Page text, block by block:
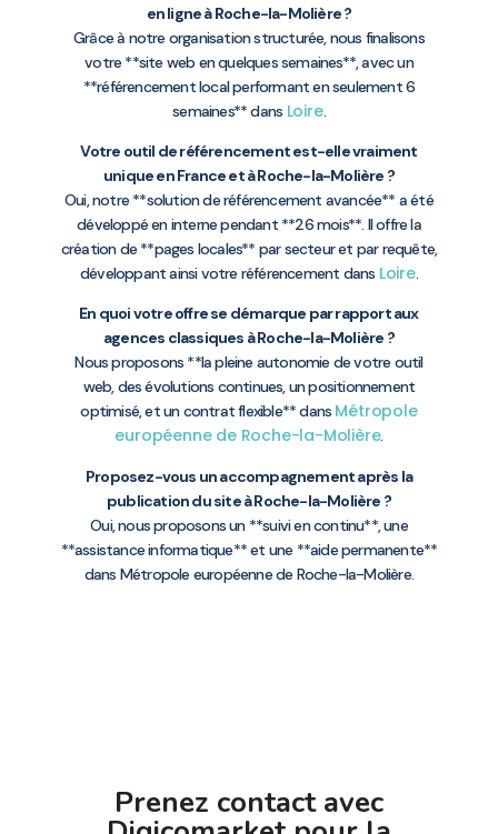
en ligne à Roche-la-Molière ?
Grâce à notre organisation structurée, nous finalisons
votre **site web en quelques semaines**, avec un
**référencement local performant en seulement 6
semaines** dans Loire.
Votre outil de référencement est-elle vraiment
unique en France et à Roche-la-Molière ?
Oui, notre **solution de référencement avancée** a été
développé en interne pendant **26 mois**. Il offre la
création de **pages locales** par secteur et par requête,
développant ainsi votre référencement dans Loire.
En quoi votre offre se démarque par rapport aux
agences classiques à Roche-la-Molière ?
Nous proposons **la pleine autonomie de votre outil
web, des évolutions continues, un positionnement
optimisé, et un contrat flexible** dans Métropole
européenne de Roche-la-Molière.
Proposez-vous un accompagnement après la
publication du site à Roche-la-Molière ?
Oui, nous proposons un **suivi en continu**, une
**assistance informatique** et une **aide permanente**
dans Métropole européenne de Roche-la-Molière.
Prenez contact avec